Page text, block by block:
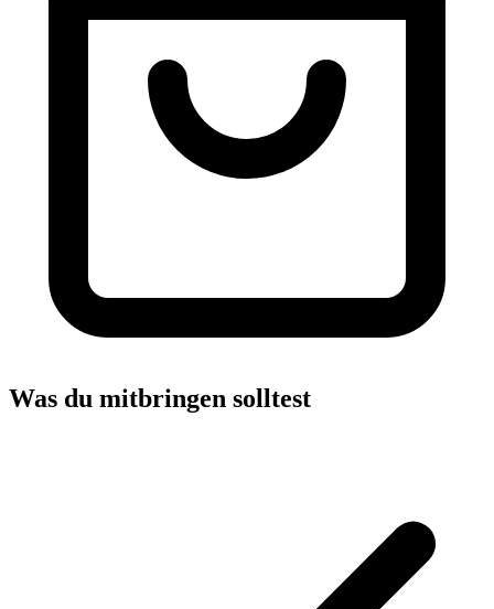
Was du mitbringen solltest